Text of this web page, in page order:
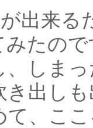
出来
みたの
、しま
き出し
て、こ